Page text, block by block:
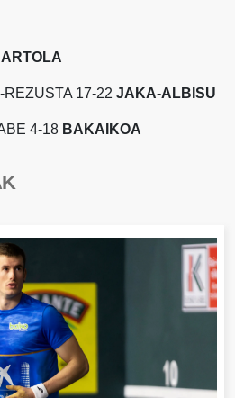
ARTOLA
17-22 JAKA-ALBISU
4-18 BAKAIKOA